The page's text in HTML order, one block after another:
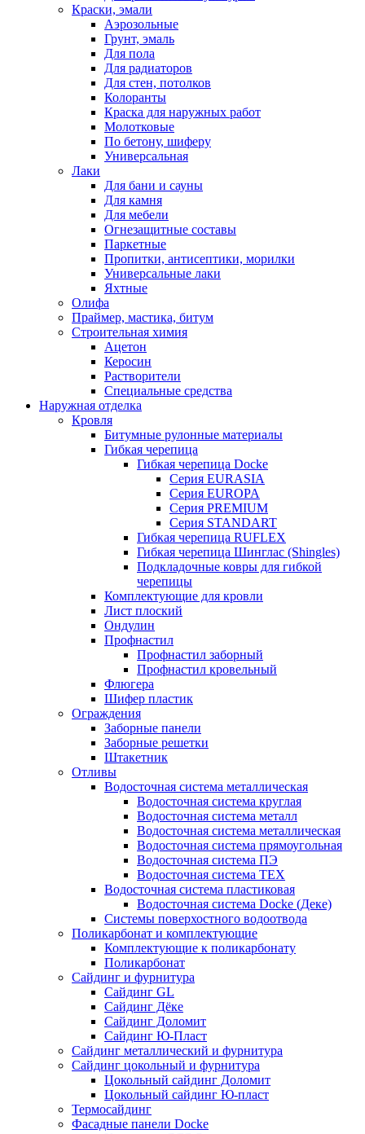
Краски, эмали
Аэрозольные
Грунт, эмаль
Для пола
Для радиаторов
Для стен, потолков
Колоранты
Краска для наружных работ
Молотковые
По бетону, шиферу
Универсальная
Лаки
Для бани и сауны
Для камня
Для мебели
Огнезащитные составы
Паркетные
Пропитки, антисептики, морилки
Универсальные лаки
Яхтные
Олифа
Праймер, мастика, битум
Строительная химия
Ацетон
Керосин
Растворители
Специальные средства
Наружная отделка
Кровля
Битумные рулонные материалы
Гибкая черепица
Гибкая черепица Docke
Серия EURASIA
Серия EUROPA
Серия PREMIUM
Серия STANDART
Гибкая черепица RUFLEX
Гибкая черепица Шинглас (Shingles)
Подкладочные ковры для гибкой
черепицы
Комплектующие для кровли
Лист плоский
Ондулин
Профнастил
Профнастил заборный
Профнастил кровельный
Флюгера
Шифер пластик
Ограждения
Заборные панели
Заборные решетки
Штакетник
Отливы
Водосточная система металлическая
Водосточная система круглая
Водосточная система металл
Водосточная система металлическая
Водосточная система прямоугольная
Водосточная система ПЭ
Водосточная система ТЕХ
Водосточная система пластиковая
Водосточная система Docke (Деке)
Системы поверхостного водоотвода
Поликарбонат и комплектующие
Комплектующие к поликарбонату
Поликарбонат
Сайдинг и фурнитура
Сайдинг GL
Сайдинг Дёке
Сайдинг Доломит
Сайдинг Ю-Пласт
Сайдинг металлический и фурнитура
Сайдинг цокольный и фурнитура
Цокольный сайдинг Доломит
Цокольный сайдинг Ю-пласт
Термосайдинг
Фасадные панели Docke